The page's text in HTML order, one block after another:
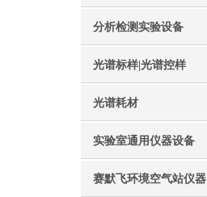
分析检测实验设备
光谱标样|光谱控样
光谱耗材
实验室通用仪器设备
赛默飞环境空气站仪器